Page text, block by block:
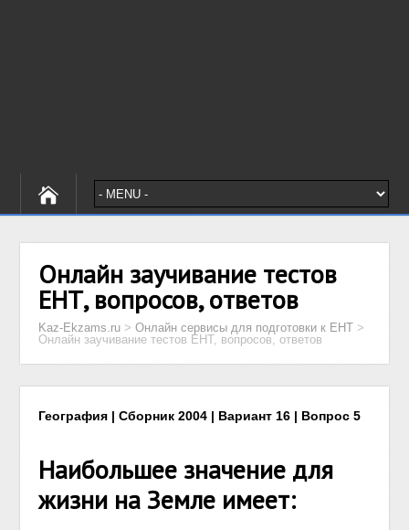
Онлайн заучивание тестов
ЕНТ, вопросов, ответов
Kaz-Ekzams.ru >Онлайн сервисы для подготовки к ЕНТ >
Онлайн заучивание тестов ЕНТ, вопросов, ответов
География | Сборник 2004 | Вариант 16 | Вопрос 5
Наибольшее значение для
жизни на Земле имеет: